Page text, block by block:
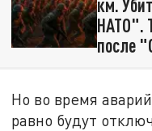
км.
НАТО".
после
Но во время
равно будут